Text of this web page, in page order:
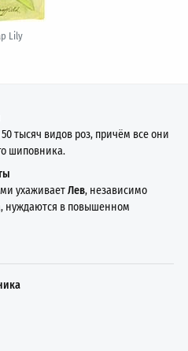
Lily
тысяч видов роз, причём все они
шиповника.
ухаживаетЛев, независимо
нуждаются в повышенном